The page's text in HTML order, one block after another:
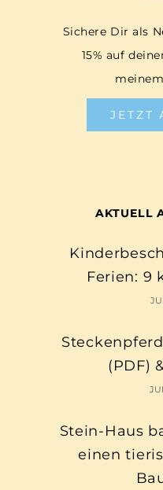
Sichere Dir als
15% auf
JETZT
AKTUELL
Ferien: 9
(PDF)
Stein-Haus
einen